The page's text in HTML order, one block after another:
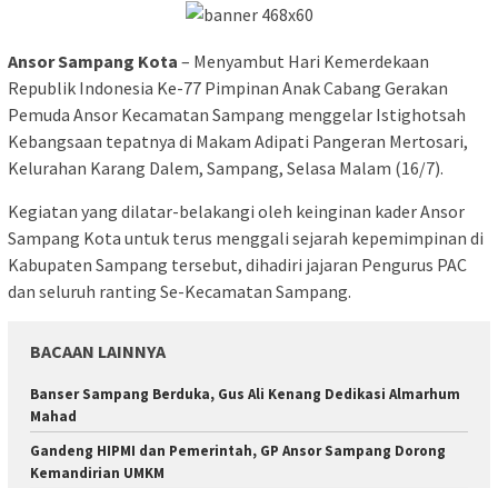
Ansor Sampang Kota – Menyambut Hari Kemerdekaan
Republik Indonesia Ke-77 Pimpinan Anak Cabang Gerakan
Pemuda Ansor Kecamatan Sampang menggelar Istighotsah
Kebangsaan tepatnya di Makam Adipati Pangeran Mertosari,
Kelurahan Karang Dalem, Sampang, Selasa Malam (16/7).
Kegiatan yang dilatar-belakangi oleh keinginan kader Ansor
Sampang Kota untuk terus menggali sejarah kepemimpinan di
Kabupaten Sampang tersebut, dihadiri jajaran Pengurus PAC
dan seluruh ranting Se-Kecamatan Sampang.
BACAAN LAINNYA
Banser Sampang Berduka, Gus Ali Kenang Dedikasi Almarhum
Mahad
Gandeng HIPMI dan Pemerintah, GP Ansor Sampang Dorong
Kemandirian UMKM